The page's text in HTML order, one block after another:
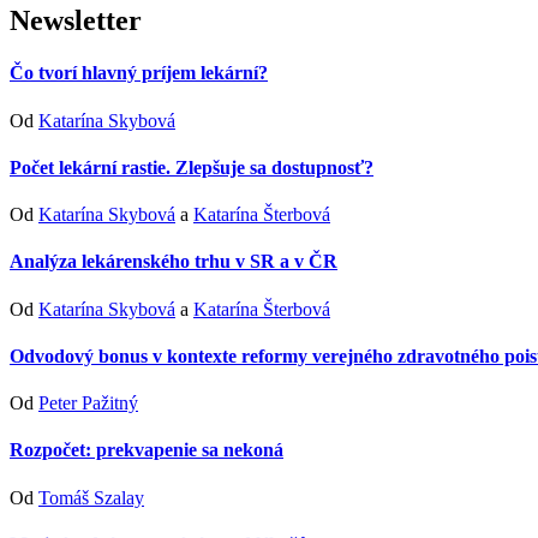
Newsletter
Čo tvorí hlavný príjem lekární?
Od Katarína Skybová
Počet lekární rastie. Zlepšuje sa dostupnosť?
Od Katarína Skybová a Katarína Šterbová
Analýza lekárenského trhu v SR a v ČR
Od Katarína Skybová a Katarína Šterbová
Odvodový bonus v kontexte reformy verejného zdravotného
Od Peter Pažitný
Rozpočet: prekvapenie sa nekoná
Od Tomáš Szalay